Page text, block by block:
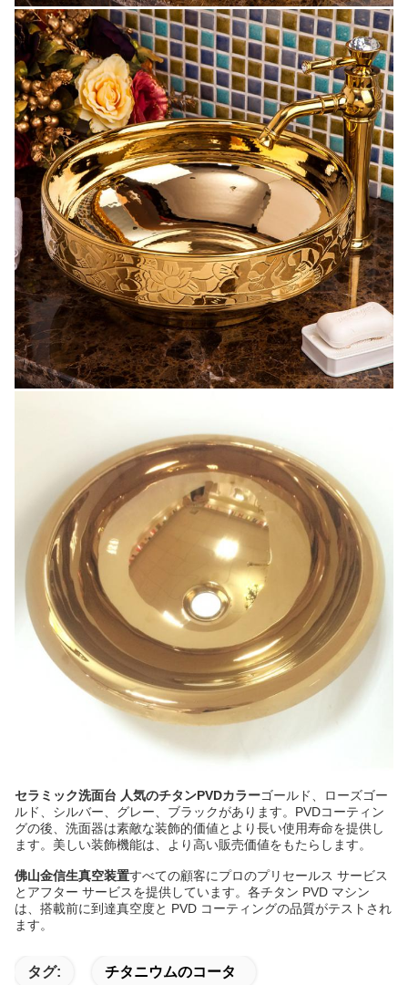
セラミック洗面台 人気のチタンPVDカラーゴールド、ローズゴー
ルド、シルバー、グレー、ブラックがあります。PVDコーティン
グの後、洗面器は素敵な装飾的価値とより長い使用寿命を提供し
ます。美しい装飾機能は、より高い販売価値をもたらします。
佛山金信生真空装置すべての顧客にプロのプリセールス サービス
とアフター サービスを提供しています。各チタン PVD ​​マシン
は、搭載前に到達真空度と PVD ​​コーティングの品質がテストされ
ます。
タグ: チタニウムのコータ